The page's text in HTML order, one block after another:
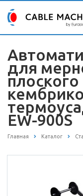
для
EW-900S
Главная Каталог